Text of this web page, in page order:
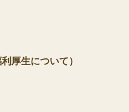
厚生について）